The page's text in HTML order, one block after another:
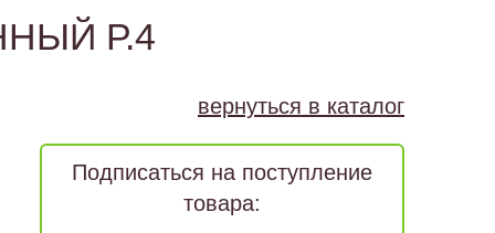
Р.4
вернуться в каталог
Подписаться на поступление
товара: